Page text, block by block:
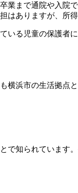
業まで通院や入院
ありますが、所
いる児童の保護者
浜市の生活拠点
で知られています